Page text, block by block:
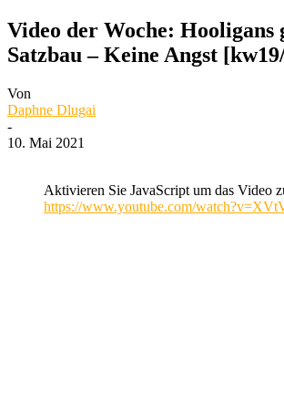
Video der Woche: Hooligans
Satzbau – Keine Angst
Von
Daphne Dlugai
-
10. Mai 2021
Aktivieren Sie JavaScript um das Video
https://www.youtube.com/